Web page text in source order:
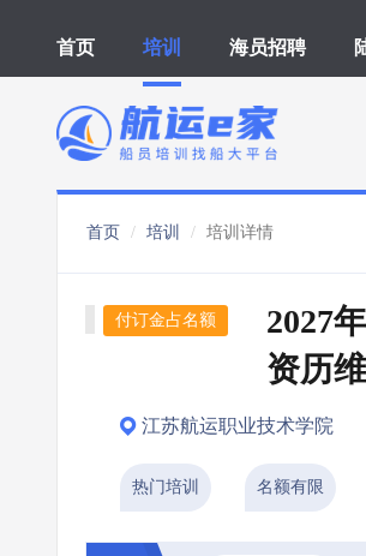
首页 培训 海员招聘
首页 培训 培训详情
付订金占名额
2027
资历
江苏航运职业技术学院
热门培训 名额有限